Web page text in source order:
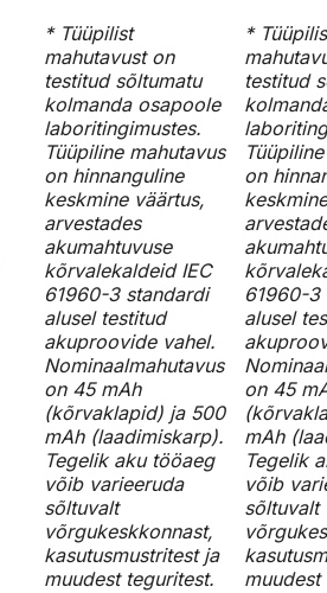
* Tüüpilist
mahutavust on
testitud sõltumatu
kolmanda osapoole
laboritingimustes.
Tüüpiline mahutavus
on hinnanguline
keskmine väärtus,
arvestades
akumahtuvuse
kõrvalekaldeid IEC
61960-3 standardi
alusel testitud
akuproovide vahel.
Nominaalmahutavus
on 45 mAh
(kõrvaklapid) ja 500
mAh (laadimiskarp).
Tegelik aku tööaeg
võib varieeruda
sõltuvalt
võrgukeskkonnast,
kasutusmustritest ja
muudest teguritest.
*
testitud
on
61960-3
alusel
on 45
mAh
Tegelik
võib
sõltuvalt